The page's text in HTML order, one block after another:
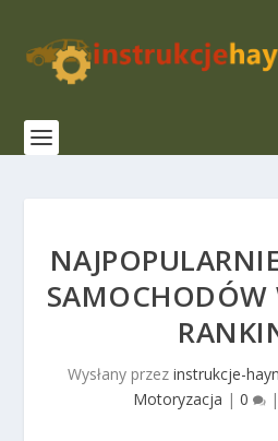
SAMOCHODÓW
Wysłany przez instrukcje-
Motoryzacja | 0 |